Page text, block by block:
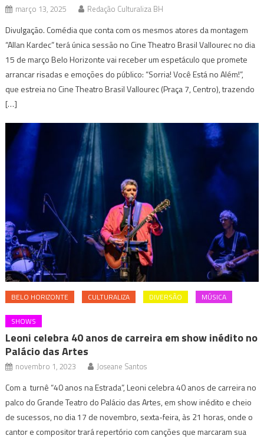
março 13, 2025 Redação Culturaliza BH
Divulgação. Comédia que conta com os mesmos atores da montagem
“Allan Kardec” terá única sessão no Cine Theatro Brasil Vallourec no dia
15 de março Belo Horizonte vai receber um espetáculo que promete
arrancar risadas e emoções do público: “Sorria! Você Está no Além!”,
que estreia no Cine Theatro Brasil Vallourec (Praça 7, Centro), trazendo
[…]
BELO HORIZONTE CULTURALIZA DIVERSÃO MÚSICA
SHOWS
Leoni celebra 40 anos de carreira em show inédito no
Palácio das Artes
novembro 1, 2023 Joseane Santos
Com a turnê “40 anos na Estrada”, Leoni celebra 40 anos de carreira no
palco do Grande Teatro do Palácio das Artes, em show inédito e cheio
de sucessos, no dia 17 de novembro, sexta-feira, às 21 horas, onde o
cantor e compositor trará repertório com canções que marcaram sua